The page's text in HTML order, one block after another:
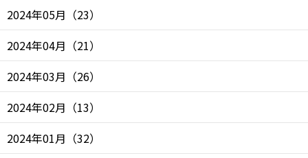
2024年05月 （23）
2024年04月 （21）
2024年03月 （26）
2024年02月 （13）
2024年01月 （32）